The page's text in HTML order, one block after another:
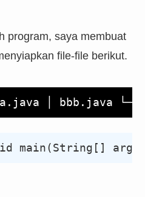
program, saya membuat
file-file berikut.